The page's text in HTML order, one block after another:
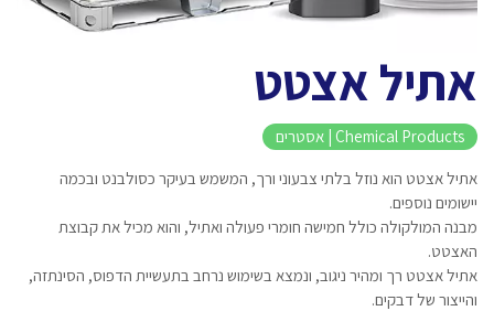
אתיל אצטט
Chemical Products | אסטרים
אתיל אצטט הוא נוזל בלתי צבעוני ורך, המשמש בעיקר כסולבנט ובכמה
יישומים נוספים.
מבנה המולקולה כולל חמישה חומרי פעולה ואתיל, והוא מכיל את קבוצת
האצטט.
אתיל אצטט רך ומהיר ניגוב, ונמצא בשימוש נרחב בתעשיית הדפוס, הסינתזה,
והייצור של דבקים.